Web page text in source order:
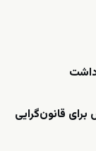
برای قانون‌گرایی